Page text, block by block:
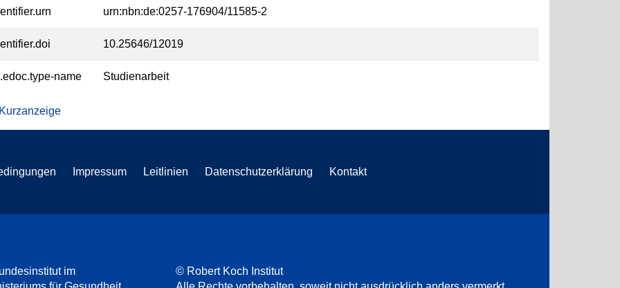
urn:nbn:de:0257-176904/11585-2
10.25646/12019
name Studienarbeit
Impressum Leitlinien Datenschutzerklärung Kontakt
im
© Robert Koch Institut